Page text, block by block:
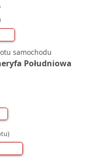
samochodu
Południowa